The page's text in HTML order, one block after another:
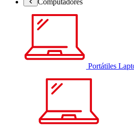
Portátiles